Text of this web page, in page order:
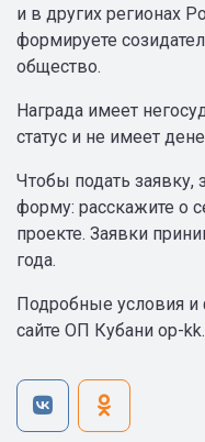
и в других регионах
формируете
общество.
Награда имеет
статус и не имеет
Чтобы подать заявку,
форму: расскажите о
проекте. Заявки
года.
Подробные условия и
сайте ОП Кубани op-